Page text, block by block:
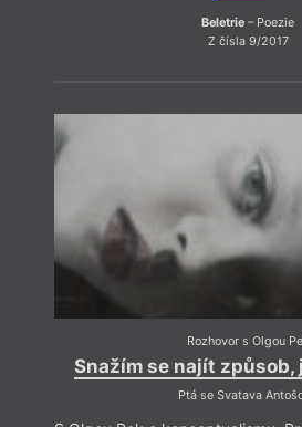
Beletrie – Poezie
Z čísla 9/2017
Rozhovor s Olgou
Snažím se najít způsob,
Ptá se Svatava